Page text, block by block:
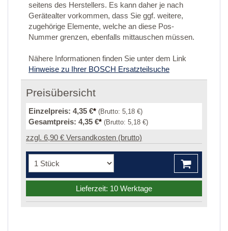
seitens des Herstellers. Es kann daher je nach
Gerätealter vorkommen, dass Sie ggf. weitere,
zugehörige Elemente, welche an diese Pos-
Nummer grenzen, ebenfalls mittauschen müssen.
Nähere Informationen finden Sie unter dem Link
Hinweise zu Ihrer BOSCH Ersatzteilsuche
Preisübersicht
Einzelpreis: 4,35 €* (Brutto: 5,18 €)
Gesamtpreis: 4,35 €* (Brutto: 5,18 €)
zzgl. 6,90 € Versandkosten (brutto)
Lieferzeit: 10 Werktage